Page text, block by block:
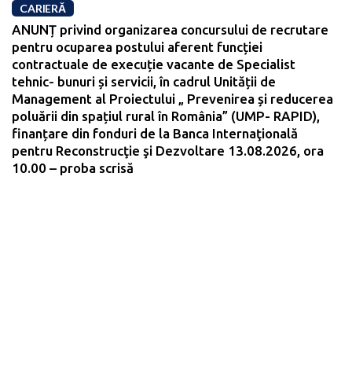
CARIERĂ
ANUNȚ privind organizarea concursului de recrutare
pentru ocuparea postului aferent funcției
contractuale de execuție vacante de Specialist
tehnic- bunuri și servicii, în cadrul Unității de
Management al Proiectului „ Prevenirea și reducerea
poluării din spațiul rural în România” (UMP- RAPID),
finanțare din fonduri de la Banca Internaţională
pentru Reconstrucţie şi Dezvoltare 13.08.2026, ora
10.00 – proba scrisă